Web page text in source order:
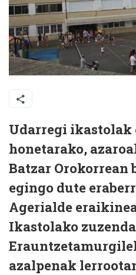
Udarregi ikastolak
honetarako,
Batzar Orokorrean
egingo dute
Agerialde
Ikastolako
azalpenak